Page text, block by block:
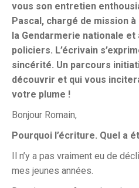
vous son entretien
Pascal, chargé de mission
la Gendarmerie nationale
policiers. L’écrivain
sincérité. Un parcours
découvrir et qui vous
votre plume !
Bonjour Romain,
Pourquoi l’écriture. Quel a
Il n’y a pas vraiment eu de
mes jeunes années.